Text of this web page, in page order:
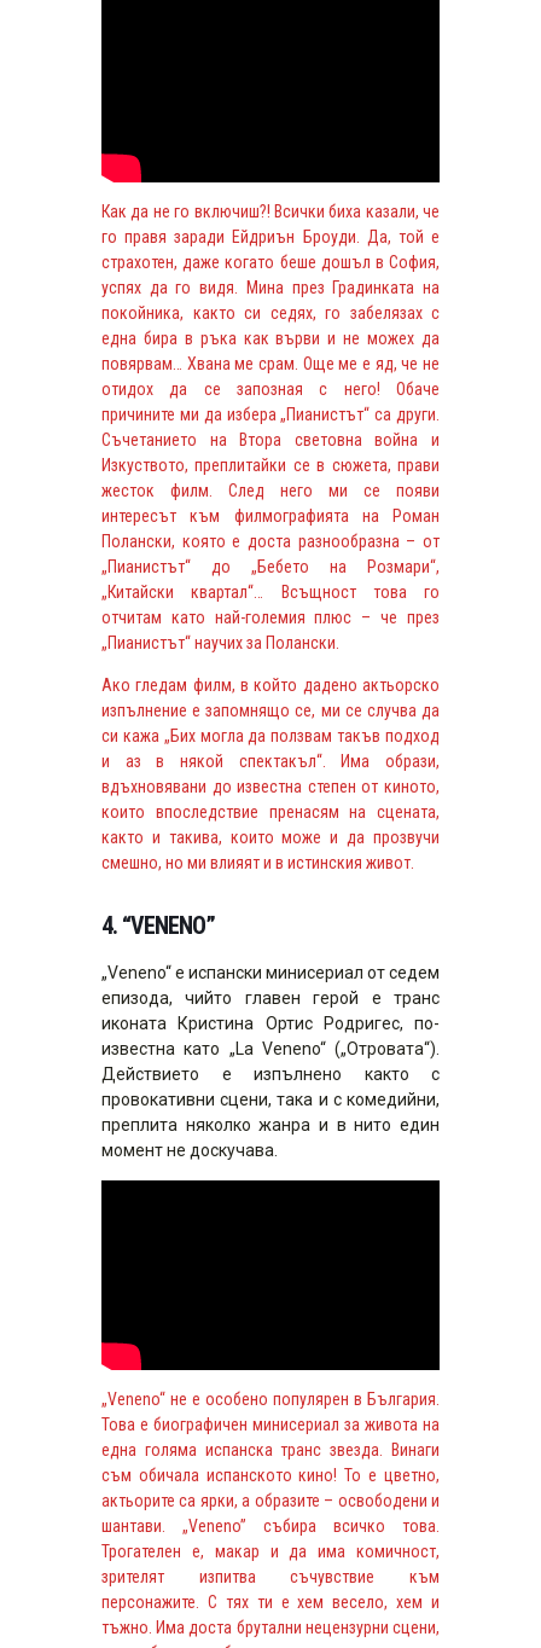
Как да не го включиш?! Всички биха казали, че
го правя заради Ейдриън Броуди. Да, той е
страхотен, даже когато беше дошъл в София,
успях да го видя. Мина през Градинката на
покойника, както си седях, го забелязах с
една бира в ръка как върви и не можех да
повярвам… Хвана ме срам. Още ме е яд, че не
отидох да се запозная с него! Обаче
причините ми да избера „Пианистът“ са други.
Съчетанието на Втора световна война и
Изкуството, преплитайки се в сюжета, прави
жесток филм. След него ми се появи
интересът към филмографията на Роман
Полански, която е доста разнообразна – от
„Пианистът“ до „Бебето на Розмари“,
„Китайски квартал“… Всъщност това го
отчитам като най-големия плюс – че през
„Пианистът“ научих за Полански.
Ако гледам филм, в който дадено актьорско
изпълнение е запомнящо се, ми се случва да
си кажа „Бих могла да ползвам такъв подход
и аз в някой спектакъл“. Има образи,
вдъхновявани до известна степен от киното,
които впоследствие пренасям на сцената,
както и такива, които може и да прозвучи
смешно, но ми влияят и в истинския живот.
4. “VENENO”
„Veneno“ е испански минисериал от седем
епизода, чийто главен герой е транс
иконата Кристина Ортис Родригес, по-
известна като „La Veneno“ („Отровата“).
Действието е изпълнено както с
провокативни сцени, така и с комедийни,
преплита няколко жанра и в нито един
момент не доскучава.
„Veneno“ не е особено популярен в България.
Това е биографичен минисериал за живота на
една голяма испанска транс звезда. Винаги
съм обичала испанското кино! То е цветно,
актьорите са ярки, а образите – освободени и
шантави. „Veneno” събира всичко това.
Трогателен е, макар и да има комичност,
зрителят изпитва съчувствие към
персонажите. С тях ти е хем весело, хем и
тъжно. Има доста брутални нецензурни сцени,